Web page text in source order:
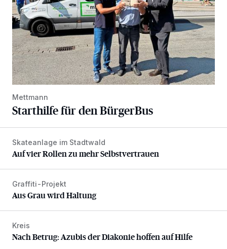
Mettmann
Starthilfe für den BürgerBus
Auf vier Rollen zu mehr Selbstvertrauen
Skateanlage im Stadtwald
Auf vier Rollen zu mehr Selbstvertrauen
Aus Grau wird Haltung
Graffiti-Projekt
Aus Grau wird Haltung
Nach Betrug: Azubis der Diakonie hoffen auf Hilfe
Kreis
Nach Betrug: Azubis der Diakonie hoffen auf Hilfe